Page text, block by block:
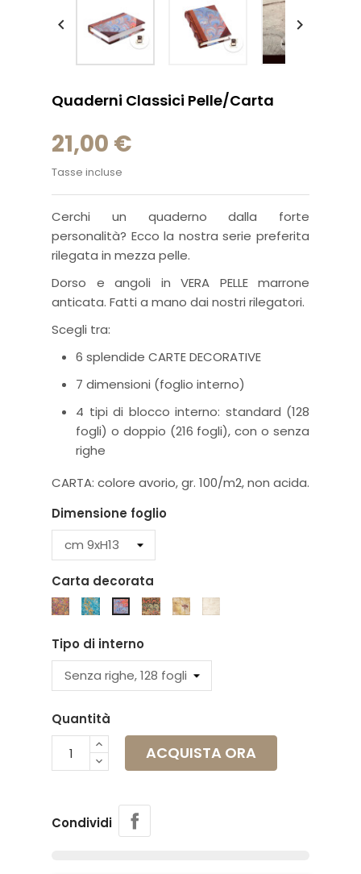
 
Quaderni Classici Pelle/carta
21,00 €
Tasse incluse
Cerchi un quaderno dalla forte
personalità? Ecco la nostra serie preferita
rilegata in mezza pelle.
Dorso e angoli in VERA PELLE marrone
anticata. Fatti a mano dai nostri rilegatori.
Scegli tra:
6 splendide CARTE DECORATIVE
7 dimensioni (foglio interno)
4 tipi di blocco interno: standard (128
fogli) o doppio (216 fogli), con o senza
righe
CARTA: colore avorio, gr. 100/m2, non acida.
Dimensione foglio
Carta decorata
K6M K7M K17P K18P K4S
Tipo di interno
Quantità
ACQUISTA ORA
Condividi